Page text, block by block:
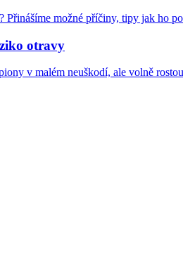
Přinášíme možné příčiny, tipy jak ho
otravy
v malém neuškodí, ale volně